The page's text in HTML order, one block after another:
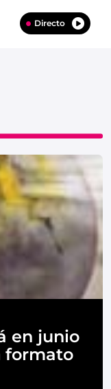
Directo
en junio
formato